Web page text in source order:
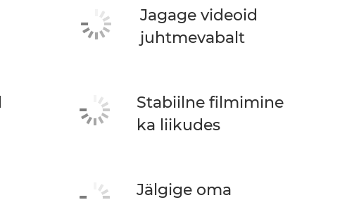
Jagage videoid
juhtmevabalt
Stabiilne filmimine
ka liikudes
Jälgige oma